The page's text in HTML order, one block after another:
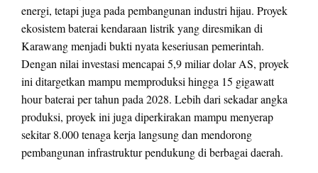
energi, tetapi juga pada pembangunan industri hijau. Proyek
ekosistem baterai kendaraan listrik yang diresmikan di
Karawang menjadi bukti nyata keseriusan pemerintah.
Dengan nilai investasi mencapai 5,9 miliar dolar AS, proyek
ini ditargetkan mampu memproduksi hingga 15 gigawatt
hour baterai per tahun pada 2028. Lebih dari sekadar angka
produksi, proyek ini juga diperkirakan mampu menyerap
sekitar 8.000 tenaga kerja langsung dan mendorong
pembangunan infrastruktur pendukung di berbagai daerah.